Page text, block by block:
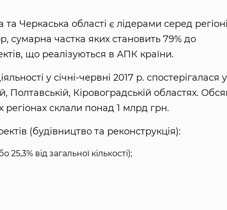
Черкаська області є лідерами серед
сумарна частка яких становить 79% до
що реалізуються в АПК країни.
у січні-червні 2017 р. спостерігалася у
Полтавській, Кіровоградській областях.
регіонах склали понад 1 млрд грн.
(будівництво та реконструкція):
від загальної кількості);